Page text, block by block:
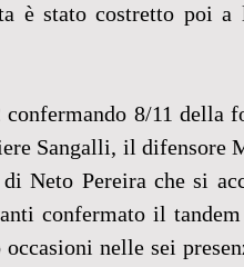
è stato costretto poi a
8/11 della
Sangalli, il difensore
Neto Pereira che si
confermato il
nelle sei